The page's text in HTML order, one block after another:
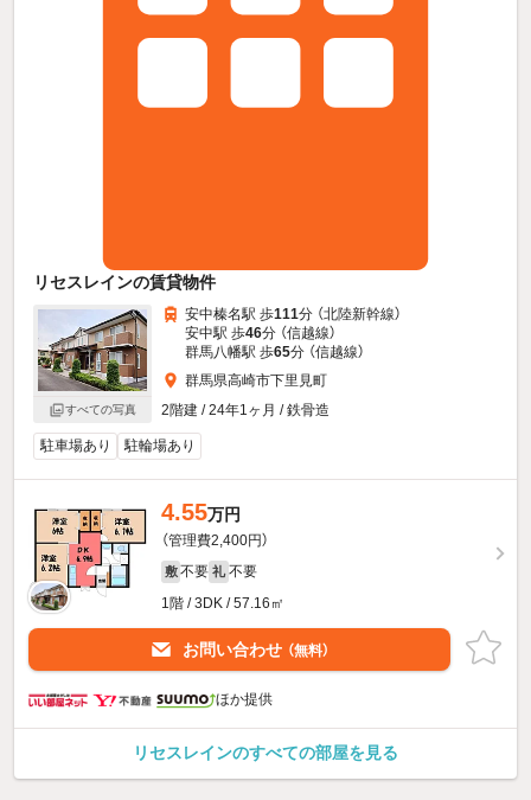
リセスレインの賃貸物件
すべての写真
安中榛名駅 歩111分 （北陸新幹線）
安中駅 歩46分 （信越線）
群馬八幡駅 歩65分 （信越線）
群馬県高崎市下里見町
2階建 / 24年1ヶ月 / 鉄骨造
駐車場あり 駐輪場あり
4.55万円
（管理費2,400円）
敷 不要 礼 不要
1階 / 3DK / 57.16㎡
お問い合わせ （無料）
ほか提供
リセスレインのすべての部屋を見る